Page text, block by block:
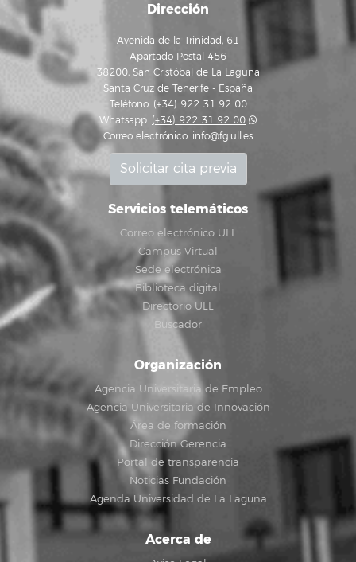
Dirección
Avenida de la Trinidad, 61
Apartado Postal 456
38200, San Cristóbal de La Laguna
Santa Cruz de Tenerife - España
Teléfono: (+34) 922 31 92 00
Whatsapp: (+34) 922 31 92 00
Correo electrónico: info@fg.ull.es
Solicitar cita previa
Servicios telemáticos
Correo electrónico ULL
Campus Virtual
Sede electrónica
Biblioteca digital
Directorio ULL
Buscador
Organización
Agencia Universitaria de Empleo
Agencia Universitaria de Innovación
Área de formación
Dirección Gerencia
Portal de transparencia
Noticias Fundación
Agenda Universidad de La Laguna
Acerca de